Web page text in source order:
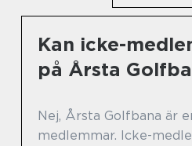
Kan icke-
på Årsta
Nej, Årsta Golfbana är
medlemmar. Icke-